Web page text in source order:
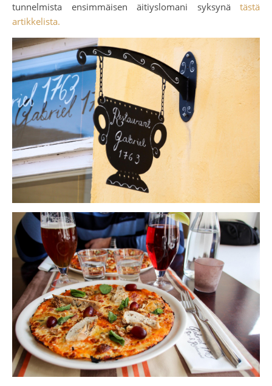
tunnelmista ensimmäisen äitiyslomani syksynä tästä
artikkelista.